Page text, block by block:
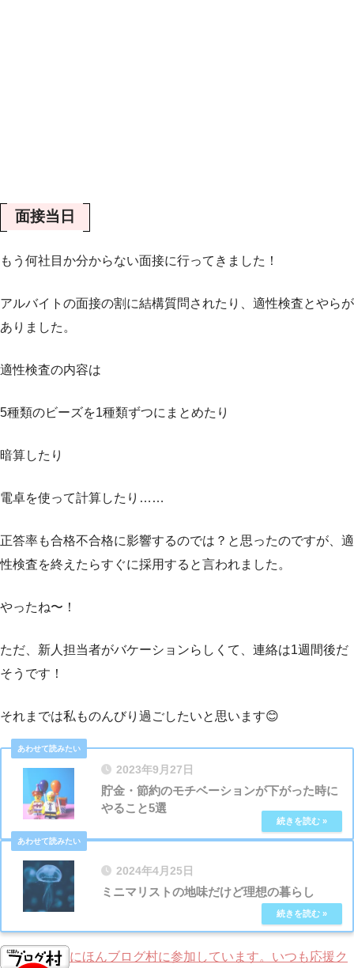
面接当日
もう何社目か分からない面接に行ってきました！
アルバイトの面接の割に結構質問されたり、適性検査とやらが
ありました。
適性検査の内容は
5種類のビーズを1種類ずつにまとめたり
暗算したり
電卓を使って計算したり……
正答率も合格不合格に影響するのでは？と思ったのですが、適
性検査を終えたらすぐに採用すると言われました。
やったね〜！
ただ、新人担当者がバケーションらしくて、連絡は1週間後だ
そうです！
それまでは私ものんびり過ごしたいと思います😊
2023年9月27日
貯金・節約のモチベーションが下がった時に
やること5選
2024年4月25日
ミニマリストの地味だけど理想の暮らし
にほんブログ村に参加しています。いつも応援ク